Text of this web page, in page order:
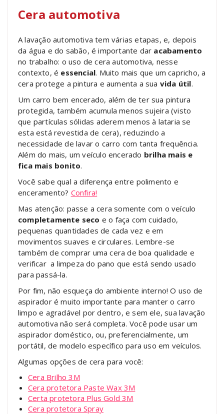
Cera automotiva
A lavação automotiva tem várias etapas, e, depois
da água e do sabão, é importante dar acabamento
no trabalho: o uso de cera automotiva, nesse
contexto, é essencial. Muito mais que um capricho, a
cera protege a pintura e aumenta a sua vida útil.
Um carro bem encerado, além de ter sua pintura
protegida, também acumula menos sujeira (visto
que partículas sólidas aderem menos à lataria se
esta está revestida de cera), reduzindo a
necessidade de lavar o carro com tanta frequência.
Além do mais, um veículo encerado brilha mais e
fica mais bonito.
Você sabe qual a diferença entre polimento e
enceramento? Confira!
Mas atenção: passe a cera somente com o veículo
completamente seco e o faça com cuidado,
pequenas quantidades de cada vez e em
movimentos suaves e circulares. Lembre-se
também de comprar uma cera de boa qualidade e
verificar a limpeza do pano que está sendo usado
para passá-la.
Por fim, não esqueça do ambiente interno! O uso de
aspirador é muito importante para manter o carro
limpo e agradável por dentro, e sem ele, sua lavação
automotiva não será completa. Você pode usar um
aspirador doméstico, ou, preferencialmente, um
portátil, de modelo específico para uso em veículos.
Algumas opções de cera para você:
Cera Brilho 3M
Cera protetora Paste Wax 3M
Certa protetora Plus Gold 3M
Cera protetora Spray